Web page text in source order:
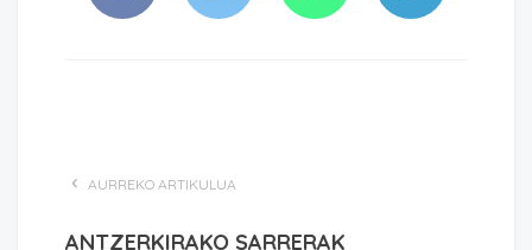
AURREKO ARTIKULUA
ANTZERKIRAKO SARRERAK